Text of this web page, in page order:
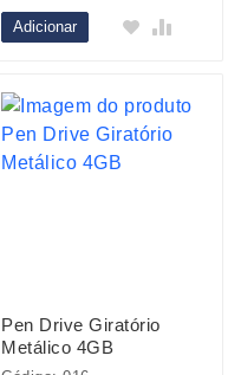
Adicionar
Pen Drive Giratório
Metálico 4GB